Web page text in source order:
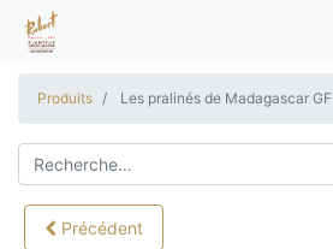
Produits Les pralinés de Madagascar GF
Précédent